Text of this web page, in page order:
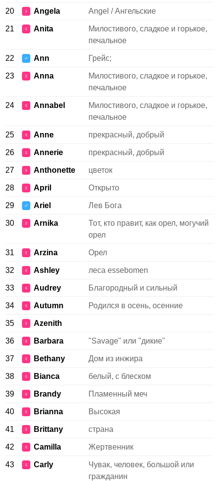
20 ♀ Angela Angel / Ангельские
21 ♀ Anita
Милостивого, сладкое и горькое,
печальное
22 ♂ Ann Грейс;
23 ♀ Anna
Милостивого, сладкое и горькое,
печальное
24 ♀ Annabel
Милостивого, сладкое и горькое,
печальное
25 ♀ Anne прекрасный, добрый
26 ♀ Annerie прекрасный, добрый
27 ♀ Anthonette цветок
28 ♀ April Открыто
29 ♂ Ariel Лев Бога
30 ♀ Arnika
Тот, кто правит, как орел, могучий
орел
31 ♀ Arzina Орел
32 ♀ Ashley леса essebomen
33 ♀ Audrey Благородный и сильный
34 ♀ Autumn Родился в осень, осенние
35 ♀ Azenith
36 ♀ Barbara "Savage" или "дикие"
37 ♀ Bethany Дом из инжира
38 ♀ Bianca белый, с блеском
39 ♀ Brandy Пламенный меч
40 ♀ Brianna Высокая
41 ♀ Brittany страна
42 ♀ Camilla Жертвенник
43 ♀ Carly
Чувак, человек, большой или
гражданин